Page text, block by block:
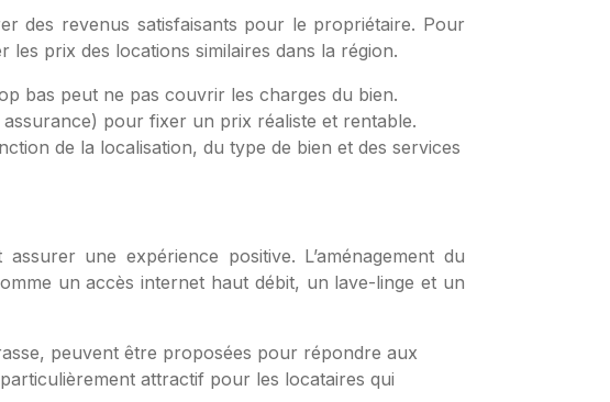
des revenus satisfaisants pour le propriétaire. Pour
prix des locations similaires dans la région.
bas peut ne pas couvrir les charges du bien.
pour fixer un prix réaliste et rentable.
de la localisation, du type de bien et des services
une expérience positive. L’aménagement du
un accès internet haut débit, un lave-linge et un
peuvent être proposées pour répondre aux
attractif pour les locataires qui